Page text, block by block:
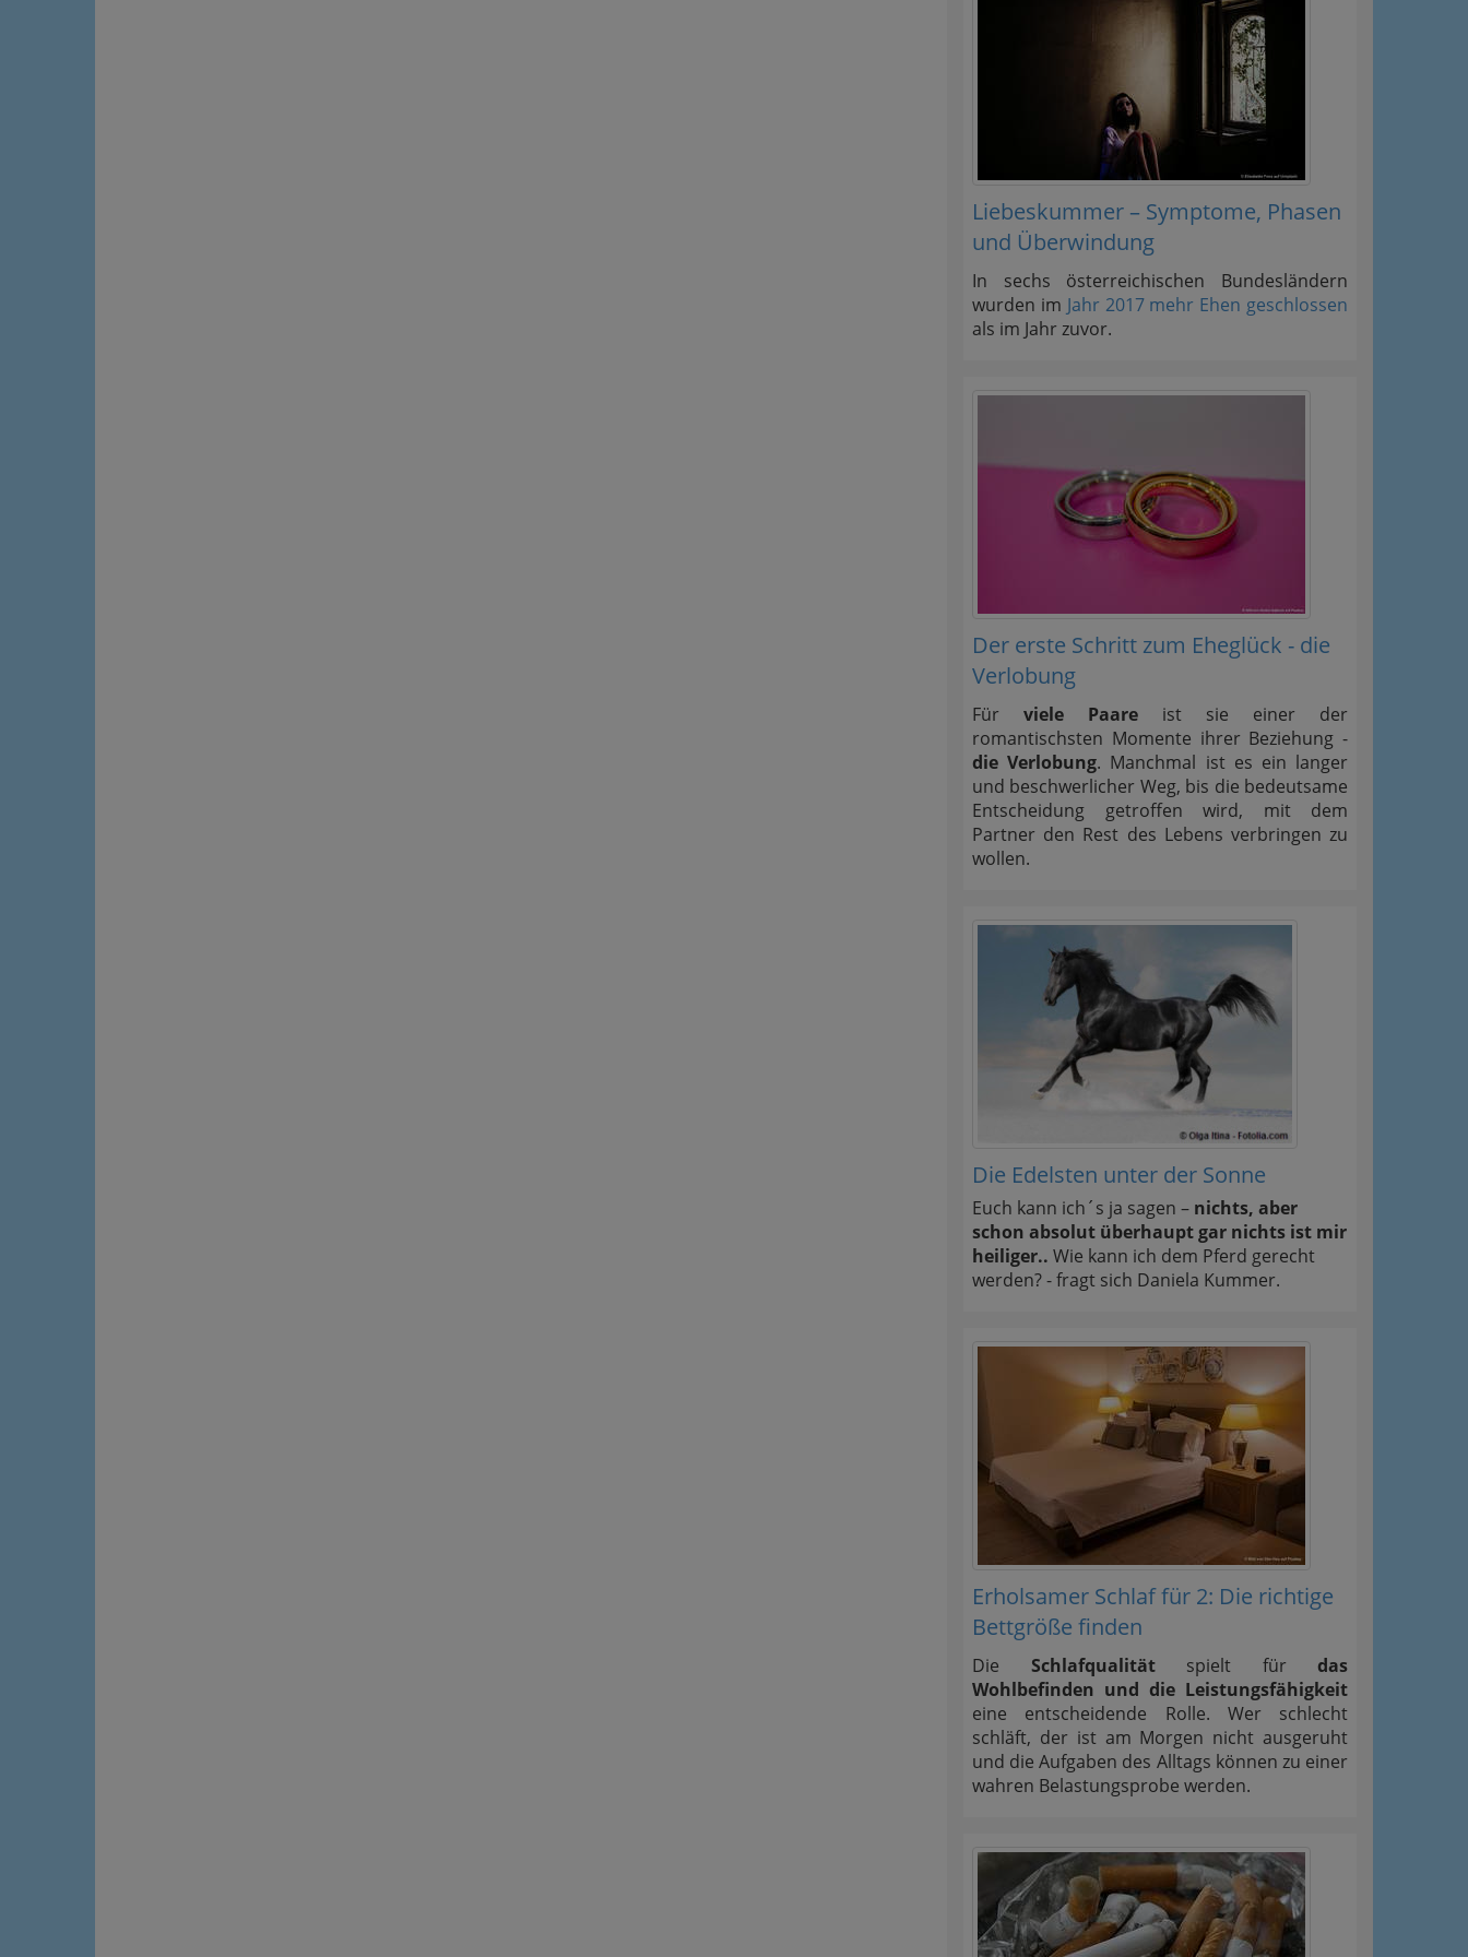
Liebeskummer – Symptome, Phasen
und Überwindung
In sechs österreichischen Bundesländern
wurden im Jahr 2017 mehr Ehen geschlossen
als im Jahr zuvor.
Der erste Schritt zum Eheglück - die
Verlobung
Für viele Paare ist sie einer der
romantischsten Momente ihrer Beziehung -
die Verlobung. Manchmal ist es ein langer
und beschwerlicher Weg, bis die bedeutsame
Entscheidung getroffen wird, mit dem
Partner den Rest des Lebens verbringen zu
wollen.
Die Edelsten unter der Sonne
Euch kann ich´s ja sagen – nichts, aber
schon absolut überhaupt gar nichts ist mir
heiliger.. Wie kann ich dem Pferd gerecht
werden? - fragt sich Daniela Kummer.
Erholsamer Schlaf für 2: Die richtige
Bettgröße finden
Die Schlafqualitätspielt für das
Wohlbefinden und die Leistungsfähigkeit
eine entscheidende Rolle. Wer schlecht
schläft, der ist am Morgen nicht ausgeruht
und die Aufgaben des Alltags können zu einer
wahren Belastungsprobe werden.